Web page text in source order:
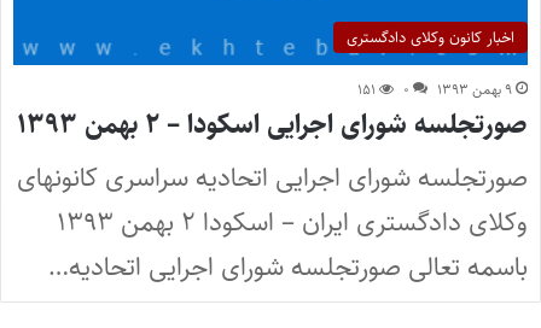
اخبار کانون وکلای دادگستری
۹ بهمن ۱۳۹۳ ۰ ۱۵۱
صورتجلسه شورای اجرایی اسکودا – ۲ بهمن ۱۳۹۳
صورتجلسه شورای اجرایی اتحادیه سراسری کانونهای
وکلای دادگستری ایران – اسکودا ۲ بهمن ۱۳۹۳
باسمه تعالی صورتجلسه شورای اجرایی اتحادیه…